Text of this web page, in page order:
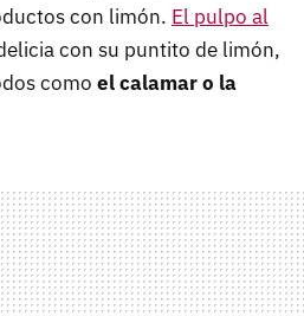
con limón. El pulpo al
con su puntito de limón,
como el calamar o la